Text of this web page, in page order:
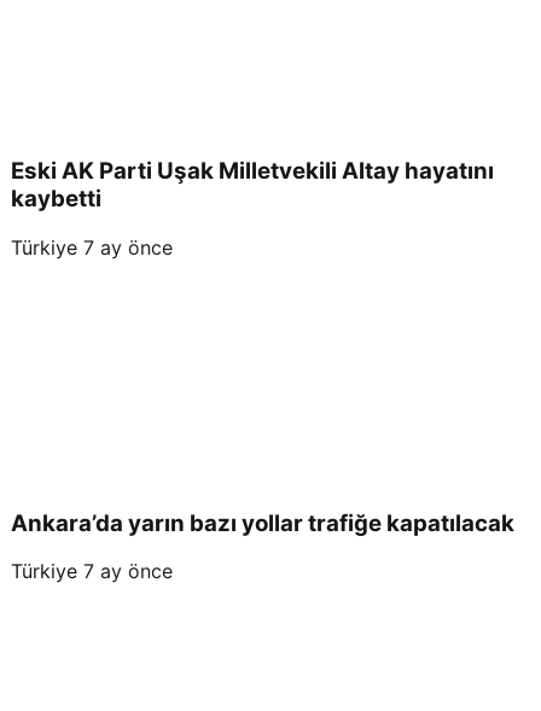
Eski AK Parti Uşak Milletvekili Altay hayatını
kaybetti
Türkiye 7 ay önce
Ankara’da yarın bazı yollar trafiğe kapatılacak
Türkiye 7 ay önce